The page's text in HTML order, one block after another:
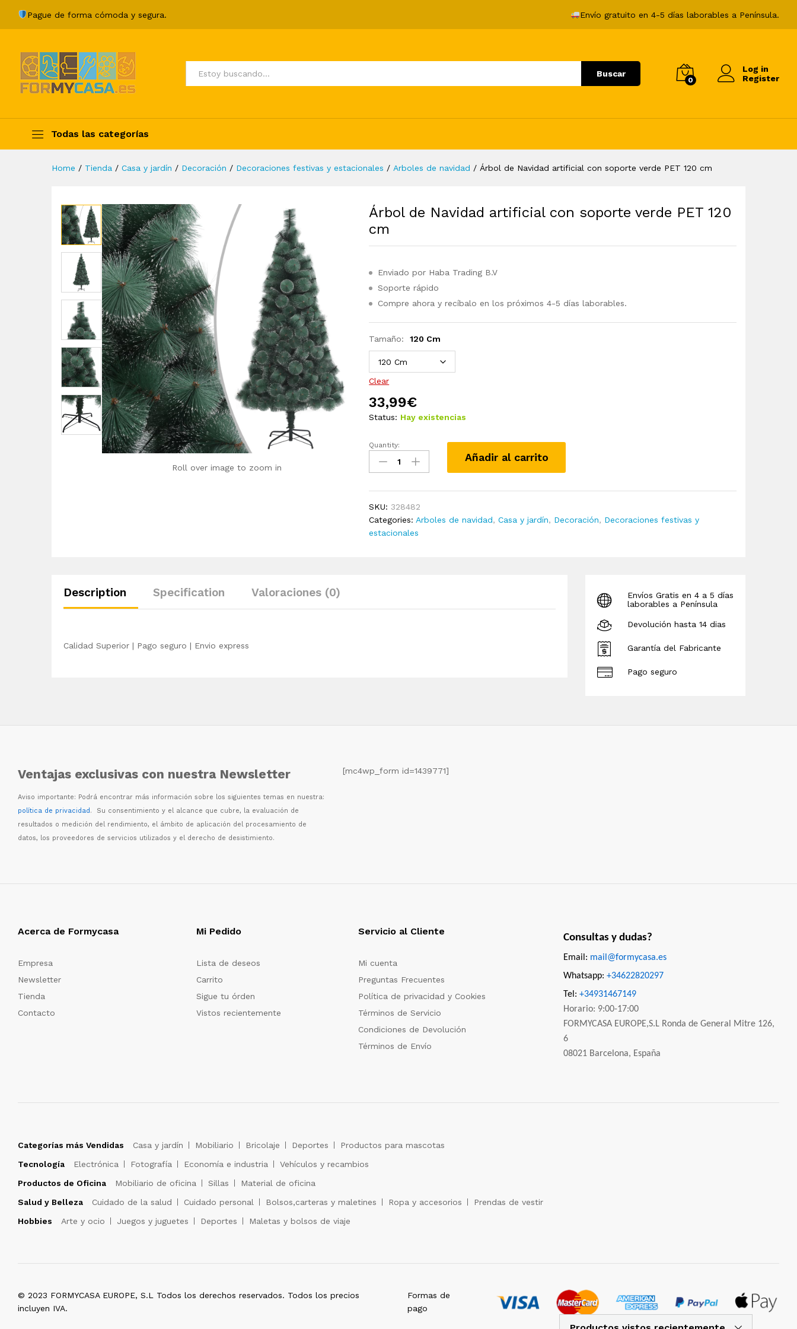
Pague de forma cómoda y segura. Envío gratuito en 4-5 días laborables a Península.
Todos Buscar
0
Log in
Register
Todas las categorías
Home / Tienda / Casa y jardín / Decoración / Decoraciones festivas y estacionales / Arboles de navidad / Árbol de Navidad artificial con soporte verde PET 120 cm
Roll over image to zoom in
Árbol de Navidad artificial con soporte verde PET 120
cm
Enviado por Haba Trading B.V
Soporte rápido
Compre ahora y recíbalo en los próximos 4-5 días laborables.
Tamaño: 120 Cm
Clear
33,99€
Status: Hay existencias
Árbol
Navidad
soporte
verde
PET
Quantity:
Añadir al carrito
SKU:328482
Categories: Arboles de navidad,Casa y jardín, Decoración, Decoraciones festivas y
estacionales
Description Specification Valoraciones (0)
Calidad Superior | Pago seguro | Envio express
Envíos Gratis en 4 a 5 días
laborables a Península
Devolución hasta 14 dias
Garantía del Fabricante
Pago seguro
Ventajas exclusivas con nuestra Newsletter
Aviso importante: Podrá encontrar más información sobre los siguientes temas en nuestra:
política de privacidad. Su consentimiento y el alcance que cubre, la evaluación de
resultados o medición del rendimiento, el ámbito de aplicación del procesamiento de
datos, los proveedores de servicios utilizados y el derecho de desistimiento.
[mc4wp_form id=1439771]
Acerca de Formycasa
Empresa
Newsletter
Tienda
Contacto
Mi Pedido
Lista de deseos
Carrito
Sigue tu órden
Vistos recientemente
Servicio al Cliente
Mi cuenta
Preguntas Frecuentes
Política de privacidad y Cookies
Términos de Servicio
Condiciones de Devolución
Términos de Envío
Consultas y dudas?
Email: mail@formycasa.es
Whatsapp: +34622820297
Tel: +34931467149
Horario: 9:00-17:00
FORMYCASA EUROPE,S.L Ronda de General Mitre 126,
6
08021 Barcelona, España
Categorías más Vendidas Casa y jardín Mobiliario Bricolaje Deportes
Productos para mascotas
Tecnología
Electrónica Fotografía Economía e industria
Vehículos y recambios
Productos de Oficina
Mobiliario de oficina Sillas
Material de oficina
Salud y Belleza
Cuidado de la salud Cuidado personal Bolsos,carteras y maletines Ropa y accesorios
Prendas de vestir
Hobbies
Arte y ocio Juegos y juguetes Deportes Maletas y bolsos de viaje
© 2023 FORMYCASA EUROPE, S.L Todos los derechos reservados. Todos los precios
incluyen IVA.
Formas de
pago
Description Specification
33,99€ Añadir al carrito